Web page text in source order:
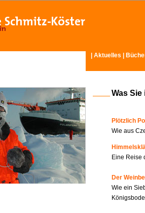
Aktuelles
Was
Plötzlich
Wie aus
Eine Reise
Der
Wie ein